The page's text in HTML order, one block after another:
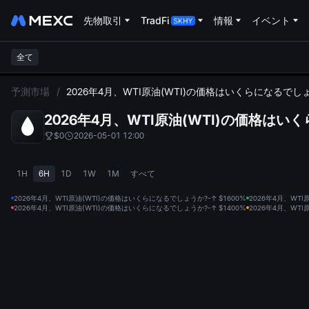
先物取引 TradFi 情報 イベント
全て
予測市場 / 2026年4月、WTI原油(WTI)の価格はいくらになるでし
2026年4月、WTI原油(WTI)の価格はいく
$0 2026-05-01 12:00
1H 6H 1D 1W 1M すべて
2026年4月、WTI原油(WTI)の価格はいくらになるでしょうか?-↑ $1600% 2026年4月、WTI
2026年4月、WTI原油(WTI)の価格はいくらになるでしょうか?-↑ $1400% 2026年4月、WTI